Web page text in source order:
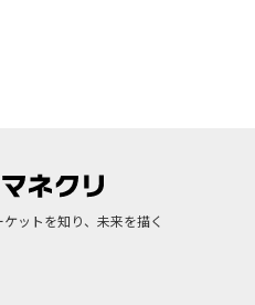
ットを知り、未来を描く